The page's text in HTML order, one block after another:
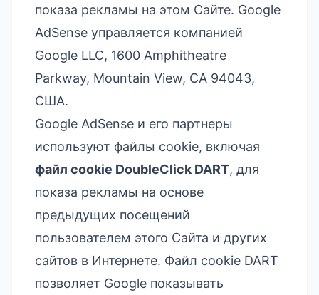
показа рекламы на этом Сайте. Google
AdSense управляется компанией
Google LLC, 1600 Amphitheatre
Parkway, Mountain View, CA 94043,
США.
Google AdSense и его партнеры
используют файлы cookie, включая
файл cookie DoubleClick DART, для
показа рекламы на основе
предыдущих посещений
пользователем этого Сайта и других
сайтов в Интернете. Файл cookie DART
позволяет Google показывать